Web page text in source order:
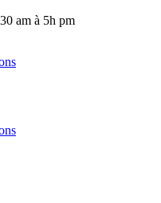
am à 5h pm